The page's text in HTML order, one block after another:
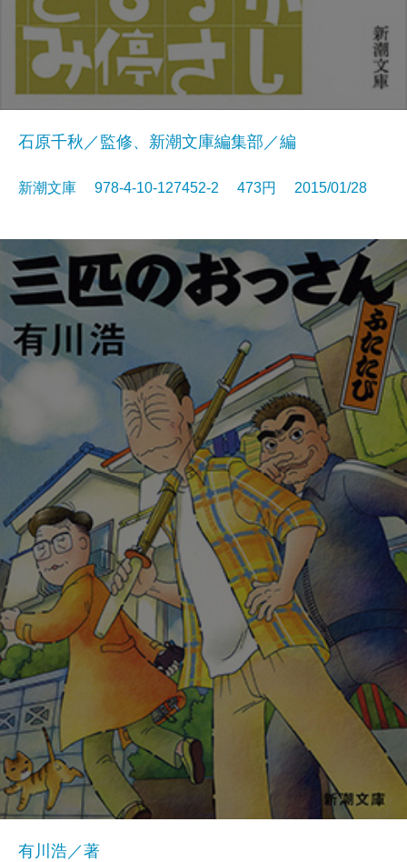
石原千秋／監修、新潮文庫編集部／編
新潮文庫 978-4-10-127452-2 473円 2015/01/28
有川浩／著